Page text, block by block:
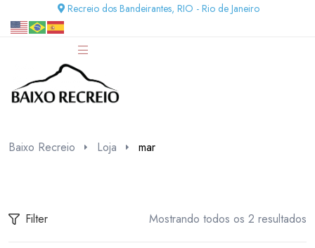
Recreio dos Bandeirantes, RIO - Rio de Janeiro
Baixo Recreio Loja mar
Filter Mostrando todos os 2 resultados